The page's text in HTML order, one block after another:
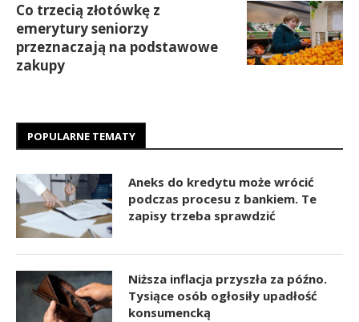
Co trzecią złotówkę z
emerytury seniorzy
przeznaczają na podstawowe
zakupy
POPULARNE TEMATY
Aneks do kredytu może wrócić
podczas procesu z bankiem. Te
zapisy trzeba sprawdzić
Niższa inflacja przyszła za późno.
Tysiące osób ogłosiły upadłość
konsumencką